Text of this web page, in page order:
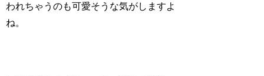
われちゃうのも可愛そうな気がしますよ
ね。